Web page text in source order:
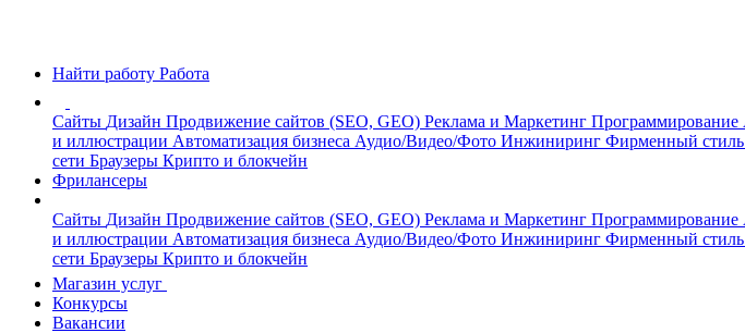
Найти работу Работа
Сайты Дизайн Продвижение сайтов (SEO, GEO) Реклама и Маркетинг Программирование
и иллюстрации Автоматизация бизнеса Аудио/Видео/Фото Инжиниринг Фирменный стиль
сети Браузеры Крипто и блокчейн
Фрилансеры
Сайты Дизайн Продвижение сайтов (SEO, GEO) Реклама и Маркетинг Программирование
и иллюстрации Автоматизация бизнеса Аудио/Видео/Фото Инжиниринг Фирменный стиль
сети Браузеры Крипто и блокчейн
Магазин услуг
Конкурсы
Вакансии